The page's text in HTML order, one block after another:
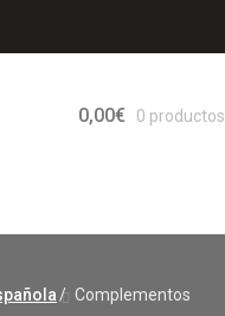
0,00€ 0 productos
/ Complementos